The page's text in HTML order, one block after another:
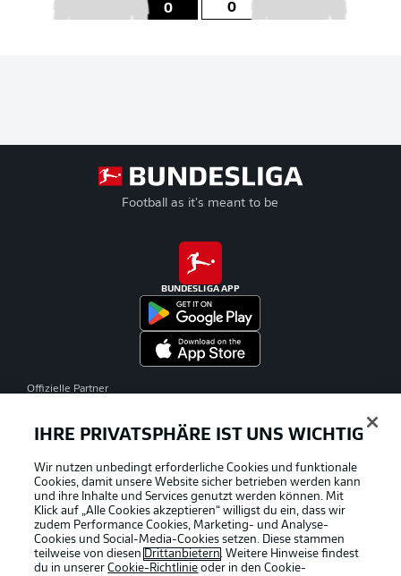
0 0
Football as it's meant to be
BUNDESLIGA APP
Offizielle Partner
IHRE PRIVATSPHÄRE IST UNS WICHTIG
Wir nutzen unbedingt erforderliche Cookies und funktionale
Cookies, damit unsere Website sicher betrieben werden kann
und ihre Inhalte und Services genutzt werden können. Mit
Klick auf „Alle Cookies akzeptieren“ willigst du ein, dass wir
zudem Performance Cookies, Marketing- und Analyse-
Cookies und Social-Media-Cookies setzen. Diese stammen
teilweise von diesen Drittanbietern. Weitere Hinweise findest
du in unsererCookie-Richtlinie oder in den Cookie-